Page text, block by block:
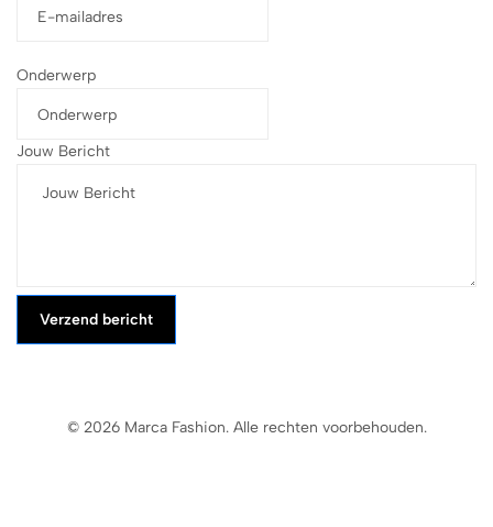
Onderwerp
Jouw Bericht
Verzend bericht
© 2026 Marca Fashion. Alle rechten voorbehouden.